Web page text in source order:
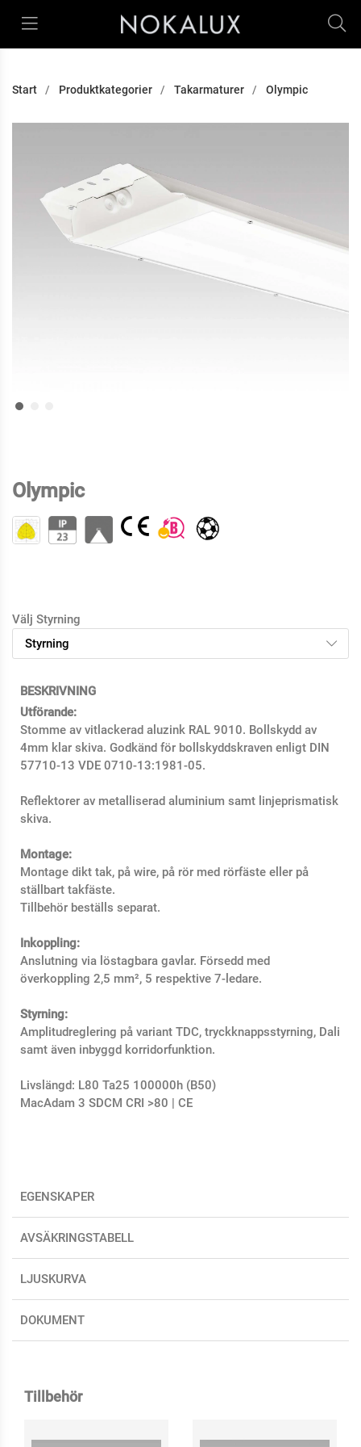
Start Produktkategorier Takarmaturer Olympic
Olympic
Välj Styrning
BESKRIVNING
Utförande:
Stomme av vitlackerad aluzink RAL 9010. Bollskydd av
4mm klar skiva. Godkänd för bollskyddskraven enligt DIN
57710-13 VDE 0710-13:1981-05.
Reflektorer av metalliserad aluminium samt linjeprismatisk
skiva.
Montage:
Montage dikt tak, på wire, på rör med rörfäste eller på
ställbart takfäste.
Tillbehör beställs separat.
Inkoppling:
Anslutning via löstagbara gavlar. Försedd med
överkoppling 2,5 mm², 5 respektive 7-ledare.
Styrning:
Amplitudreglering på variant TDC, tryckknappsstyrning, Dali
samt även inbyggd korridorfunktion.
Livslängd: L80 Ta25 100000h (B50)
MacAdam 3 SDCM CRI >80 | CE
EGENSKAPER
AVSÄKRINGSTABELL
LJUSKURVA
DOKUMENT
Tillbehör